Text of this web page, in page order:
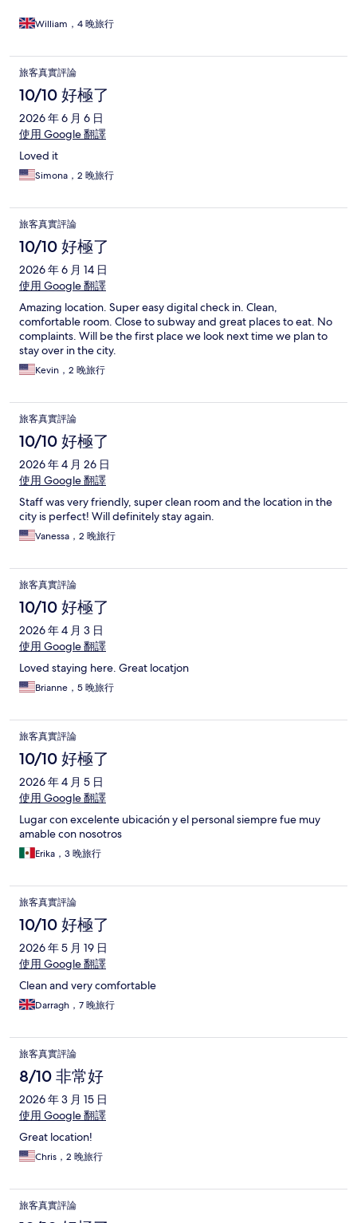
William，4 晚旅行
旅客真實評論
10/10 好極了
2026 年 6 月 6 日
使用 Google 翻譯
Loved it
Simona，2 晚旅行
旅客真實評論
10/10 好極了
2026 年 6 月 14 日
使用 Google 翻譯
Amazing location. Super easy digital check in. Clean,
comfortable room. Close to subway and great places to eat. No
complaints. Will be the first place we look next time we plan to
stay over in the city.
Kevin，2 晚旅行
旅客真實評論
10/10 好極了
2026 年 4 月 26 日
使用 Google 翻譯
Staff was very friendly, super clean room and the location in the
city is perfect! Will definitely stay again.
Vanessa，2 晚旅行
旅客真實評論
10/10 好極了
2026 年 4 月 3 日
使用 Google 翻譯
Loved staying here. Great locatjon
Brianne，5 晚旅行
旅客真實評論
10/10 好極了
2026 年 4 月 5 日
使用 Google 翻譯
Lugar con excelente ubicación y el personal siempre fue muy
amable con nosotros
Erika，3 晚旅行
旅客真實評論
10/10 好極了
2026 年 5 月 19 日
使用 Google 翻譯
Clean and very comfortable
Darragh，7 晚旅行
旅客真實評論
8/10 非常好
2026 年 3 月 15 日
使用 Google 翻譯
Great location!
Chris，2 晚旅行
旅客真實評論